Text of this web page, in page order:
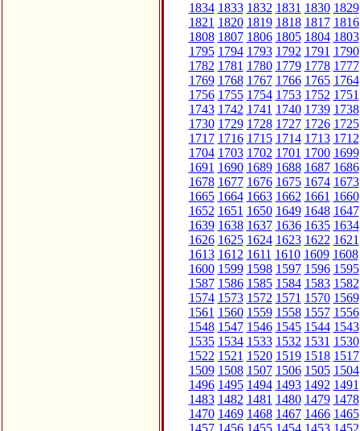
1834 1833 1832 1831 1830 1829
1821 1820 1819 1818 1817 1816
1808 1807 1806 1805 1804 1803
1795 1794 1793 1792 1791 1790
1782 1781 1780 1779 1778 1777
1769 1768 1767 1766 1765 1764
1756 1755 1754 1753 1752 1751
1743 1742 1741 1740 1739 1738
1730 1729 1728 1727 1726 1725
1717 1716 1715 1714 1713 1712
1704 1703 1702 1701 1700 1699
1691 1690 1689 1688 1687 1686
1678 1677 1676 1675 1674 1673
1665 1664 1663 1662 1661 1660
1652 1651 1650 1649 1648 1647
1639 1638 1637 1636 1635 1634
1626 1625 1624 1623 1622 1621
1613 1612 1611 1610 1609 1608
1600 1599 1598 1597 1596 1595
1587 1586 1585 1584 1583 1582
1574 1573 1572 1571 1570 1569
1561 1560 1559 1558 1557 1556
1548 1547 1546 1545 1544 1543
1535 1534 1533 1532 1531 1530
1522 1521 1520 1519 1518 1517
1509 1508 1507 1506 1505 1504
1496 1495 1494 1493 1492 1491
1483 1482 1481 1480 1479 1478
1470 1469 1468 1467 1466 1465
1457 1456 1455 1454 1453 1452